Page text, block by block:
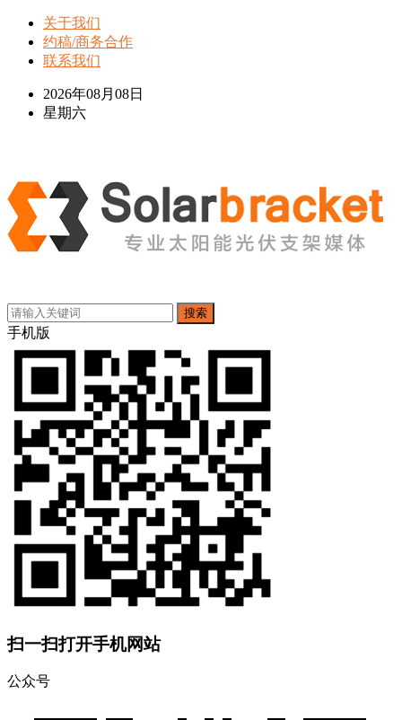
关于我们
约稿/商务合作
联系我们
2026年08月08日
星期六
搜索
手机版
扫一扫打开手机网站
公众号